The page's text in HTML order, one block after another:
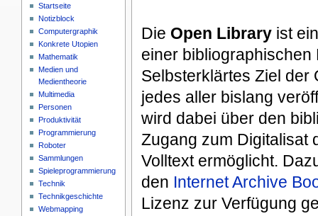
Die Open Libraryist
einer
Selbsterklärtes Ziel der
jedes aller bislang
wird dabei über den
Zugang zum Digitalisat
Volltext ermöglicht.
den Internet Archive
Lizenz zur Verfügung
Startseite
Notizblock
Computergraphik
Konkrete Utopien
Mathematik
Medien und
Medientheorie
Multimedia
Personen
Produktivität
Programmierung
Roboter
Sammlungen
Spieleprogrammierung
Technik
Technikgeschichte
Webmapping